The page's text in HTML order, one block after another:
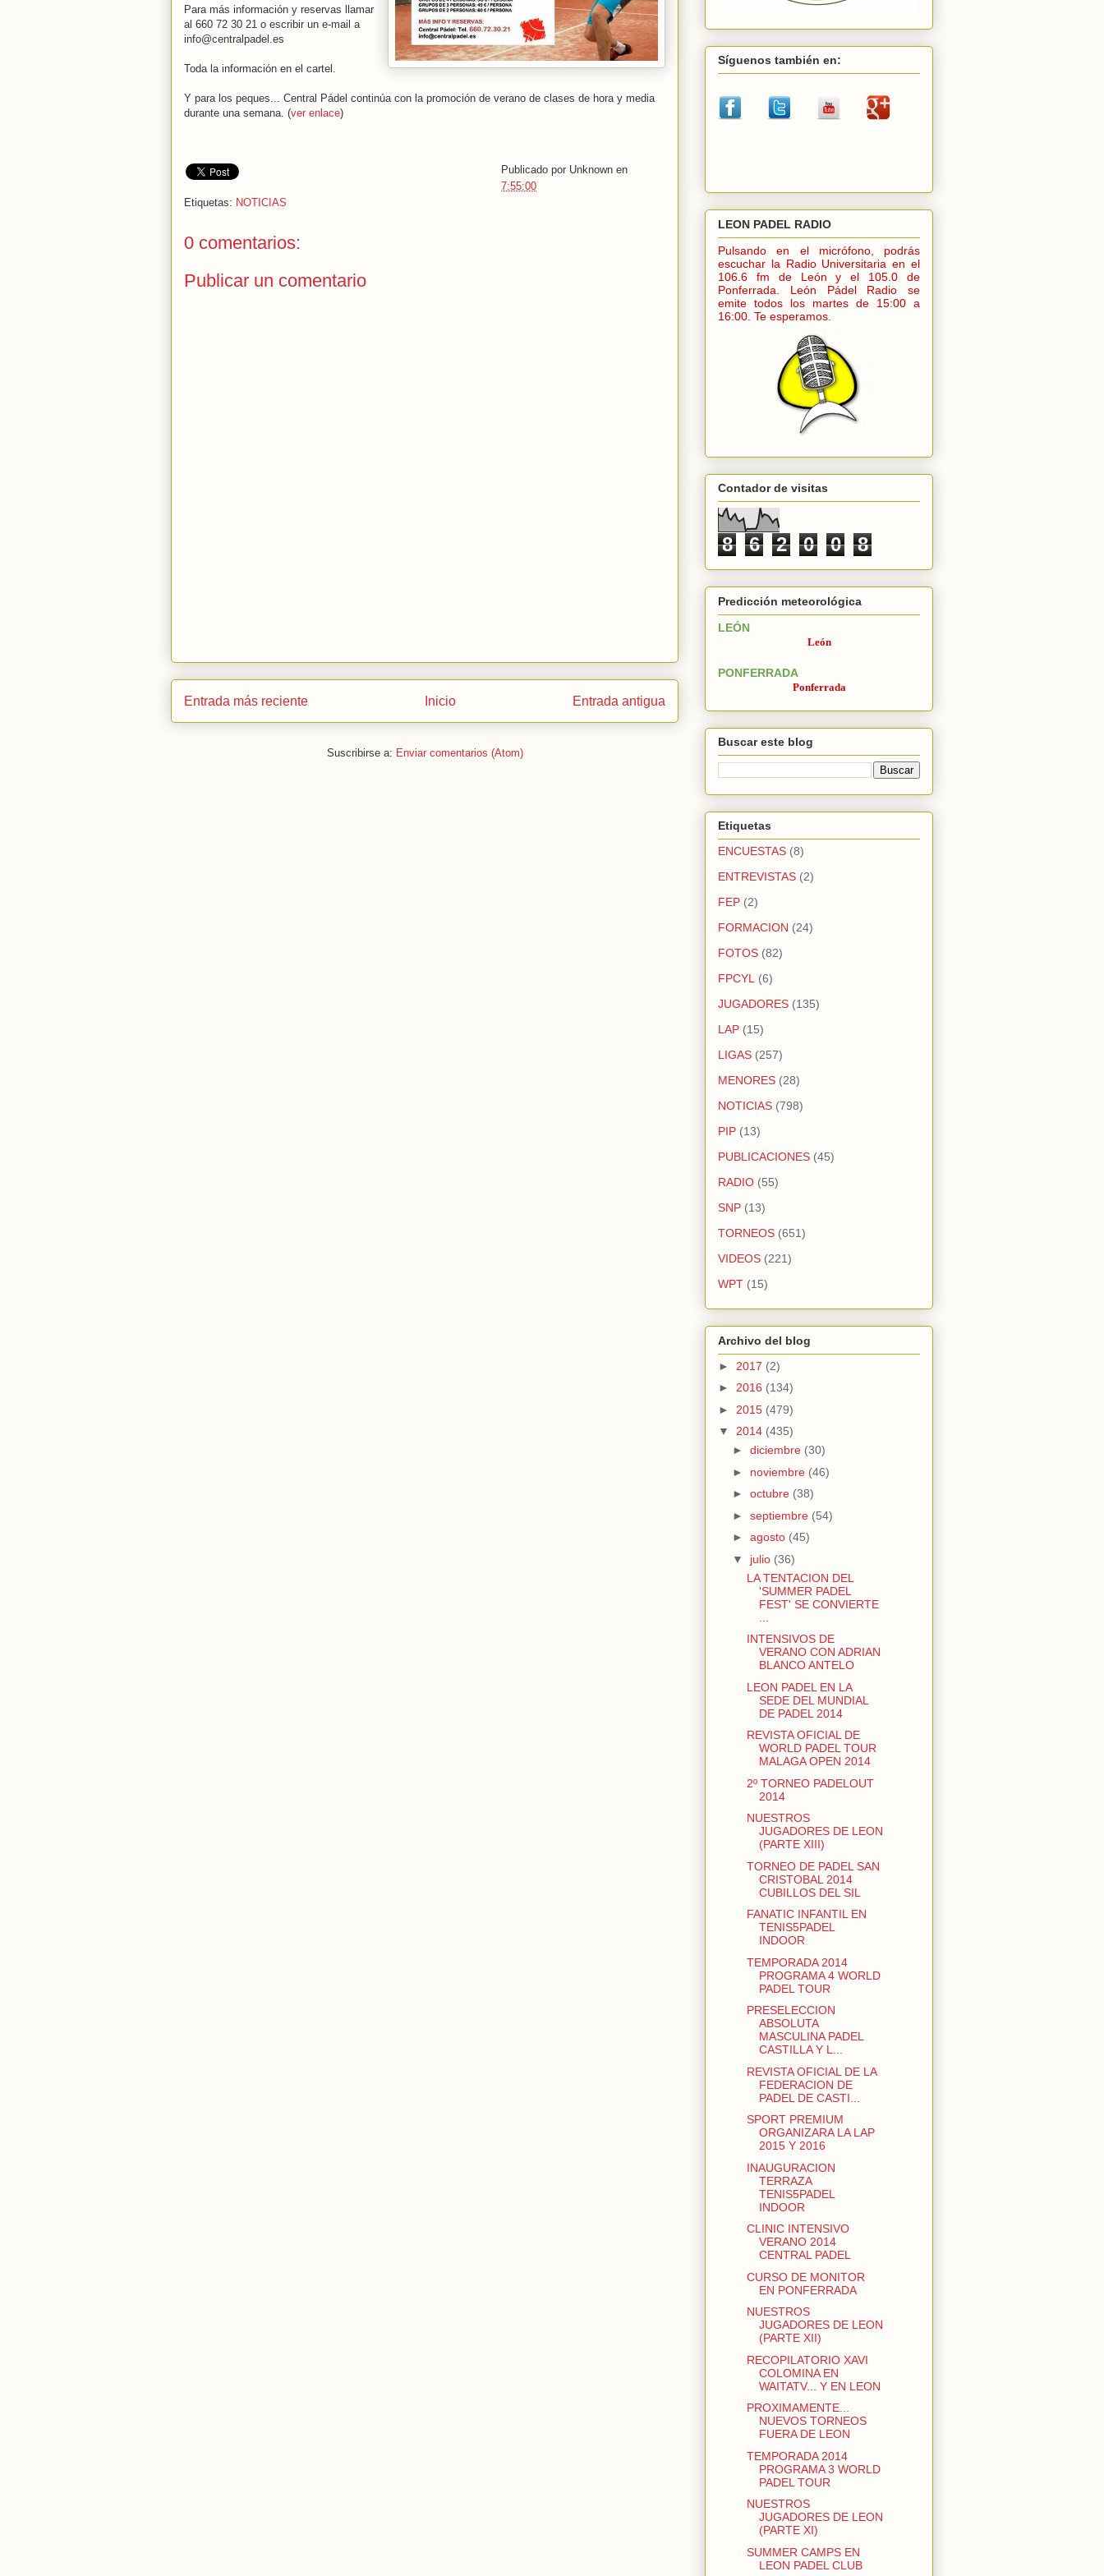
Para más información y reservas llamar
al 660 72 30 21 o escribir un e-mail a
info@centralpadel.es
Toda la información en el cartel.
Y para los peques... Central Pádel continúa con la promoción de verano de clases de hora y media
durante una semana. (ver enlace)
Publicado por Unknown en
7:55:00
Etiquetas: NOTICIAS
0 comentarios:
Publicar un comentario
Entrada más reciente Entrada antigua
Inicio
Suscribirse a: Enviar comentarios (Atom)
Síguenos también en:
LEON PADEL RADIO
Pulsando en el micrófono, podrás
escuchar la Radio Universitaria en el
106.6 fm de León y el 105.0 de
Ponferrada. León Pádel Radio se
emite todos los martes de 15:00 a
16:00. Te esperamos.
Contador de visitas
8 6 2 0 0 8
Predicción meteorológica
LEÓN
León
PONFERRADA
Ponferrada
Buscar este blog
Etiquetas
ENCUESTAS (8)
ENTREVISTAS (2)
FEP (2)
FORMACION (24)
FOTOS (82)
FPCYL (6)
JUGADORES (135)
LAP (15)
LIGAS (257)
MENORES (28)
NOTICIAS (798)
PIP (13)
PUBLICACIONES (45)
RADIO (55)
SNP (13)
TORNEOS (651)
VIDEOS (221)
WPT (15)
Archivo del blog
► 2017 (2)
► 2016 (134)
► 2015 (479)
▼ 2014 (435)
► diciembre (30)
► noviembre (46)
► octubre (38)
► septiembre (54)
► agosto (45)
▼ julio (36)
LA TENTACION DEL
'SUMMER PADEL
FEST' SE CONVIERTE
INTENSIVOS DE
VERANO CON ADRIAN
BLANCO ANTELO
LEON PADEL EN LA
SEDE DEL MUNDIAL
DE PADEL 2014
REVISTA OFICIAL DE
WORLD PADEL TOUR
MALAGA OPEN 2014
2º TORNEO PADELOUT
2014
NUESTROS
JUGADORES DE LEON
(PARTE XIII)
TORNEO DE PADEL SAN
CRISTOBAL 2014
CUBILLOS DEL SIL
FANATIC INFANTIL EN
TENIS5PADEL
INDOOR
TEMPORADA 2014
PROGRAMA 4 WORLD
PADEL TOUR
PRESELECCION
ABSOLUTA
MASCULINA PADEL
CASTILLA Y L...
REVISTA OFICIAL DE LA
FEDERACION DE
PADEL DE CASTI...
SPORT PREMIUM
ORGANIZARA LA LAP
2015 Y 2016
INAUGURACION
TERRAZA
TENIS5PADEL
INDOOR
CLINIC INTENSIVO
VERANO 2014
CENTRAL PADEL
CURSO DE MONITOR
EN PONFERRADA
NUESTROS
JUGADORES DE LEON
(PARTE XII)
RECOPILATORIO XAVI
COLOMINA EN
WAITATV... Y EN LEON
PROXIMAMENTE...
NUEVOS TORNEOS
FUERA DE LEON
TEMPORADA 2014
PROGRAMA 3 WORLD
PADEL TOUR
NUESTROS
JUGADORES DE LEON
(PARTE XI)
SUMMER CAMPS EN
LEON PADEL CLUB